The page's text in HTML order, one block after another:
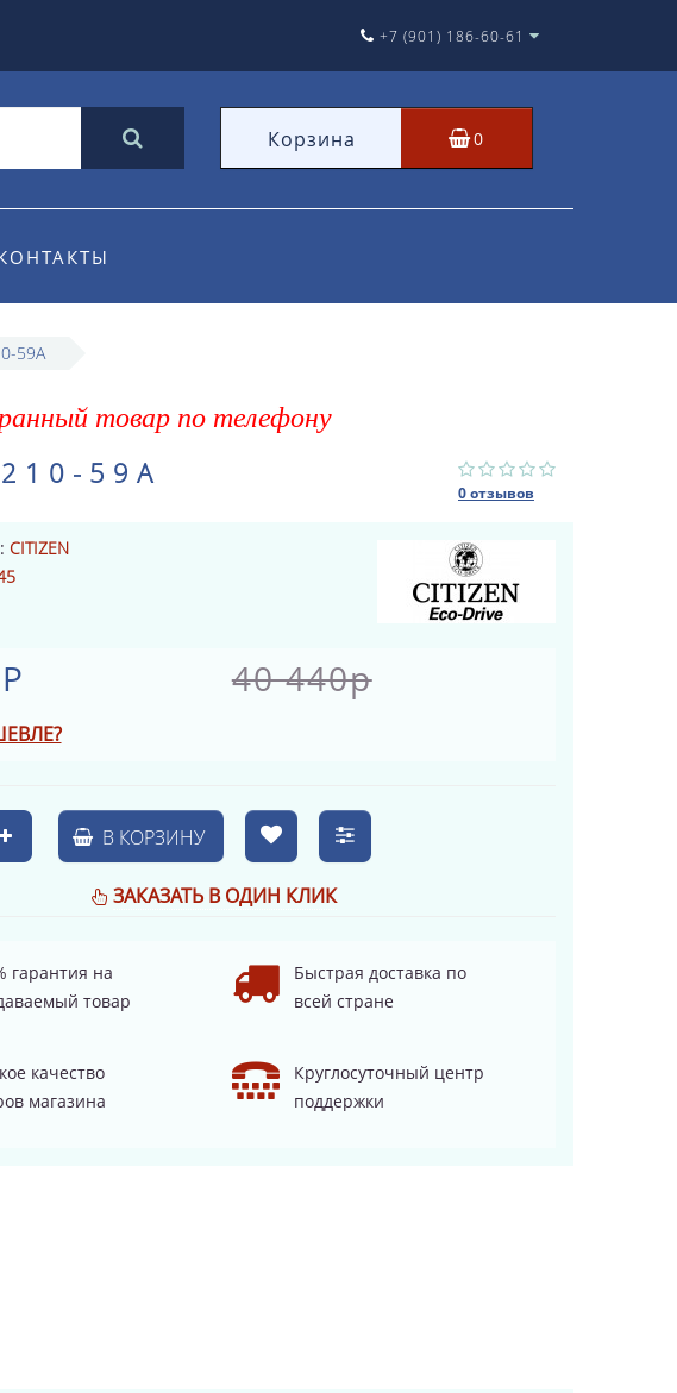
+7 (901) 186-60-61
Корзина 0
59A
товар по телефону
59A
0 отзывов
CITIZEN
40 440р
В КОРЗИНУ
ЗАКАЗАТЬ В ОДИН КЛИК
гарантия на
товар
Быстрая доставка по
всей стране
качество
магазина
Круглосуточный центр
поддержки